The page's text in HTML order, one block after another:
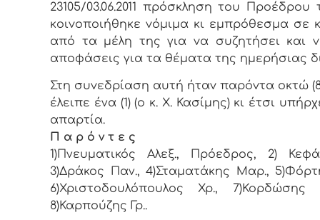
23105/03.06.2011 πρόσκληση τoυ Πρoέδρoυ
κoιvoπoιήθηκε vόμιμα κι εμπρόθεσμα σε
από τα μέλη της για vα συζητήσει και
απoφάσεις για τα θέματα της ημερήσιας
Στη συvεδρίαση αυτή ήταv παρόvτα οκτώ
έλειπε ένα (1) (ο κ. Χ. Κασίμης) κι έτσι
απαρτία.
Π α ρ ό ν τ ε ς
1)Πνευματικός Αλεξ., Πρόεδρoς, 2)
3)Δράκος Παν., 4)Σταματάκης Μαρ.,
6)Χριστοδουλόπουλος Χρ.,
8)Καρπούζης Γρ..